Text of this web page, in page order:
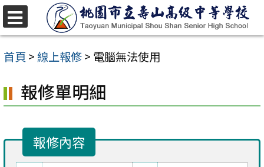
跳
至
主
內
容
首頁 >線上報修> 電腦無法使用
報修單明細
報修內容
選
單